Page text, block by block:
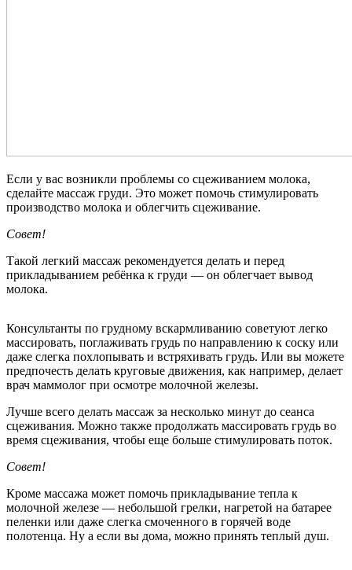
Если у вас возникли проблемы со сцеживанием молока,
сделайте массаж груди. Это может помочь стимулировать
производство молока и облегчить сцеживание.
Совет!
Такой легкий массаж рекомендуется делать и перед
прикладыванием ребёнка к груди — он облегчает вывод
молока.
Консультанты по грудному вскармливанию советуют легко
массировать, поглаживать грудь по направлению к соску или
даже слегка похлопывать и встряхивать грудь. Или вы можете
предпочесть делать круговые движения, как например, делает
врач маммолог при осмотре молочной железы.
Лучше всего делать массаж за несколько минут до сеанса
сцеживания. Можно также продолжать массировать грудь во
время сцеживания, чтобы еще больше стимулировать поток.
Совет!
Кроме массажа может помочь прикладывание тепла к
молочной железе — небольшой грелки, нагретой на батарее
пеленки или даже слегка смоченного в горячей воде
полотенца. Ну а если вы дома, можно принять теплый душ.